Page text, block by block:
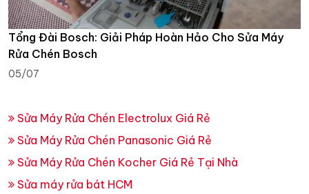
Tổng Đài Bosch: Giải Pháp Hoàn Hảo Cho Sửa Máy
Rửa Chén Bosch
05/07
Sửa Máy Rửa Chén Electrolux Giá Rẻ
Sửa Máy Rửa Chén Panasonic Giá Rẻ
Sửa Máy Rửa Chén Kocher Giá Rẻ Tại Nhà
Sửa máy rửa bát HCM